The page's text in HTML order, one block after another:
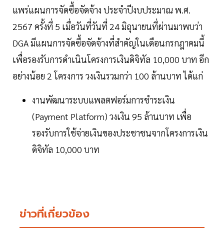
แพร่แผนการจัดซื้อจัดจ้าง ประจำปีงบประมาณ พ.ศ.
2567 ครั้งที่ 5 เมื่อวันที่วันที่ 24 มิถุนายนที่ผ่านมาพบว่า
DGA มีแผนการจัดซื้อจัดจ้างที่สำคัญในเดือนกรกฎาคมนี้
เพื่อรองรับการดำเนินโครงการเงินดิจิทัล 10,000 บาท อีก
อย่างน้อย 2 โครงการ วงเงินรวมกว่า 100 ล้านบาท ได้แก่
งานพัฒนาระบบแพลตฟอร์มการชำระเงิน
(Payment Platform) วงเงิน 95 ล้านบาท เพื่อ
รองรับการใช้จ่ายเงินของประชาชนจากโครงการเงิน
ดิจิทัล 10,000 บาท
ข่าวที่เกี่ยวข้อง